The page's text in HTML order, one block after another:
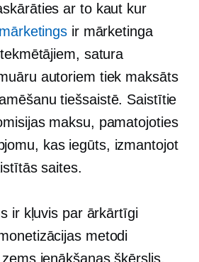
ar to kaut kur
ir mārketinga
satura
autoriem tiek maksāts
tiešsaistē. Saistītie
maksu, pamatojoties
kas iegūts, izmantojot
saites.
ir kļuvis par ārkārtīgi
metodi
ienākšanas šķērslis,